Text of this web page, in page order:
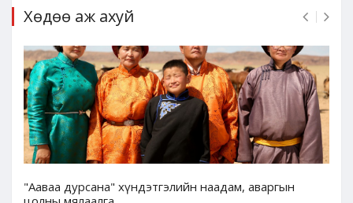
Хөдөө аж ахуй
"Ааваа дурсана" хүндэтгэлийн наадам, аваргын